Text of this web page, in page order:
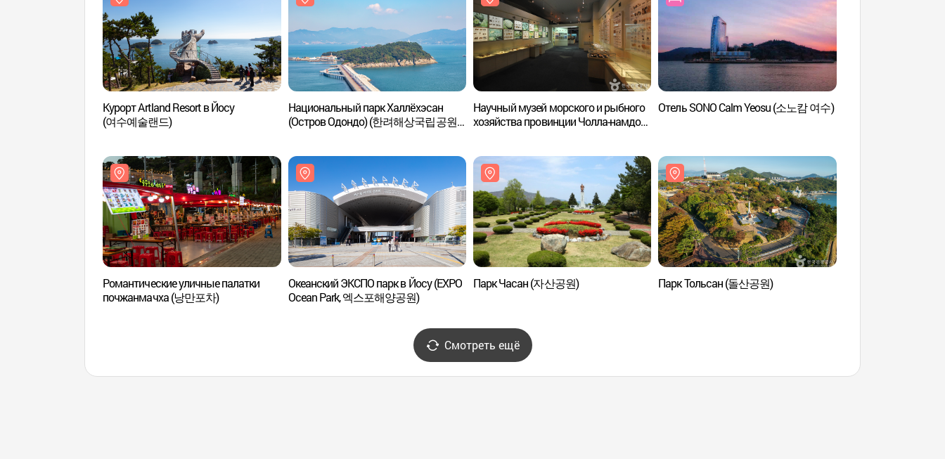
Курорт Artland Resort в Йосу
(여수예술랜드)
Национальный парк Халлёхэсан
(Остров Одондо) (한려해상국립공원
Научный музей морского и рыбного
хозяйства провинции Чолла-намдо
Отель SONO Calm Yeosu (소노캄 여수)
Романтические уличные палатки
почжанмачха (낭만포차)
Океанский ЭКСПО парк в Йосу (EXPO
Ocean Park, 엑스포해양공원)
Парк Часан (자산공원) Парк Тольсан (돌산공원)
Смотреть ещё